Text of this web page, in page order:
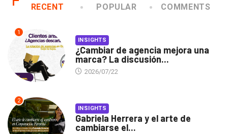
RECENT POPULAR COMMENTS
1
INSIGHTS
¿Cambiar de agencia mejora una
marca? La discusión...
2026/07/22
2
INSIGHTS
Gabriela Herrera y el arte de
cambiarse el...